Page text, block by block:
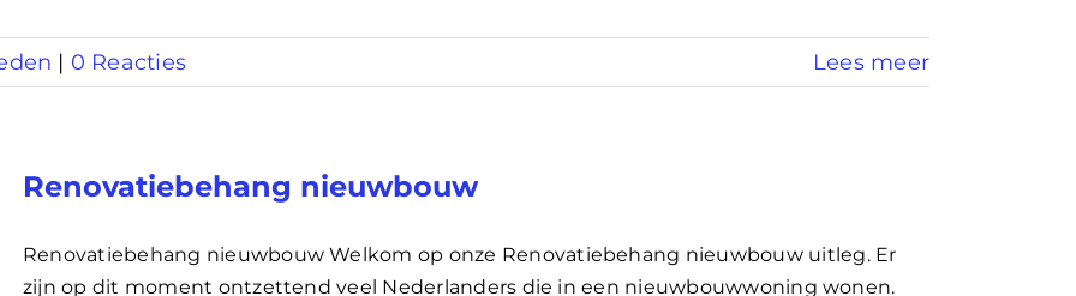
| 0 Reacties Lees meer
Renovatiebehang nieuwbouw
Renovatiebehang nieuwbouw Welkom op onze Renovatiebehang nieuwbouw uitleg. Er
zijn op dit moment ontzettend veel Nederlanders die in een nieuwbouwwoning wonen.